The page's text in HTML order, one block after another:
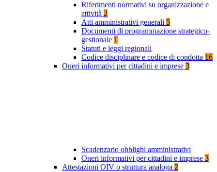
Riferimenti normativi su organizzazione e
attività 2
Atti amministrativi generali 5
Documenti di programmazione strategico-
gestionale 1
Statuti e leggi regionali
Codice disciplinare e codice di condotta 16
Oneri informativi per cittadini e imprese 3
Scadenzario obblighi amministrativi
Oneri informativi per cittadini e imprese 3
Attestazioni OIV o struttura analoga 2